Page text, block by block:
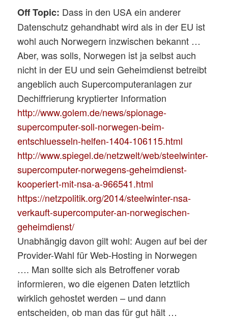
Off Topic: Dass in den USA ein anderer
Datenschutz gehandhabt wird als in der EU ist
wohl auch Norwegern inzwischen bekannt …
Aber, was solls, Norwegen ist ja selbst auch
nicht in der EU und sein Geheimdienst betreibt
angeblich auch Supercomputeranlagen zur
Dechiffrierung kryptierter Information
http://www.golem.de/news/spionage-
supercomputer-soll-norwegen-beim-
entschluesseln-helfen-1404-106115.html
http://www.spiegel.de/netzwelt/web/steelwinter-
supercomputer-norwegens-geheimdienst-
kooperiert-mit-nsa-a-966541.html
https://netzpolitik.org/2014/steelwinter-nsa-
verkauft-supercomputer-an-norwegischen-
geheimdienst/
Unabhängig davon gilt wohl: Augen auf bei der
Provider-Wahl für Web-Hosting in Norwegen
…. Man sollte sich als Betroffener vorab
informieren, wo die eigenen Daten letztlich
wirklich gehostet werden – und dann
entscheiden, ob man das für gut hält …